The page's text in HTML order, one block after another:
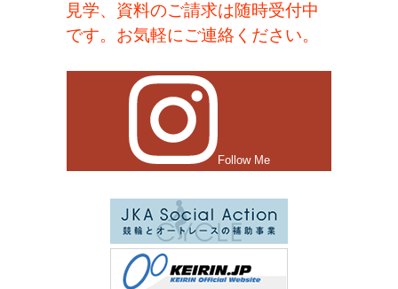
見学、資料のご請求は随時受付中
です。お気軽にご連絡ください。
Follow Me